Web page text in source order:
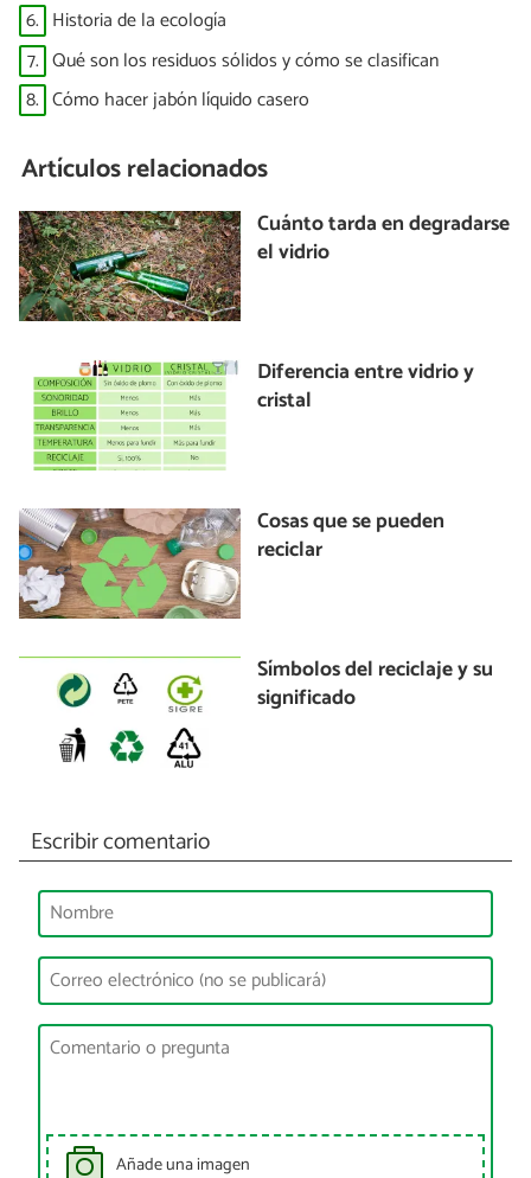
6. Historia de la ecología
7. Qué son los residuos sólidos y cómo se clasifican
8. Cómo hacer jabón líquido casero
Artículos relacionados
Cuánto tarda en degradarse
el vidrio
Diferencia entre vidrio y
cristal
Cosas que se pueden
reciclar
Símbolos del reciclaje y su
significado
Escribir comentario
Añade una imagen